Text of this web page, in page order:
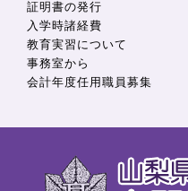
証明書の発行
入学時諸経費
教育実習について
事務室から
会計年度任用職員募集